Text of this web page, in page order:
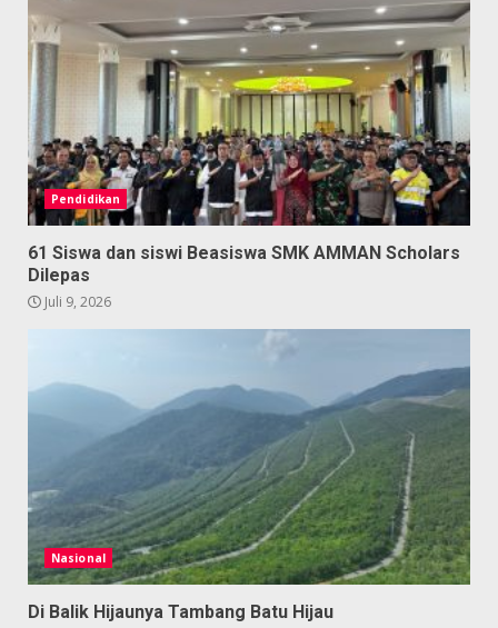
Pendidikan
61 Siswa dan siswi Beasiswa SMK AMMAN Scholars
Dilepas
Juli 9, 2026
Nasional
Di Balik Hijaunya Tambang Batu Hijau